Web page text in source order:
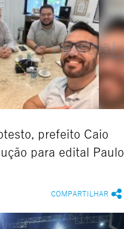
prefeito Caio
para edital Paulo
COMPARTILHAR